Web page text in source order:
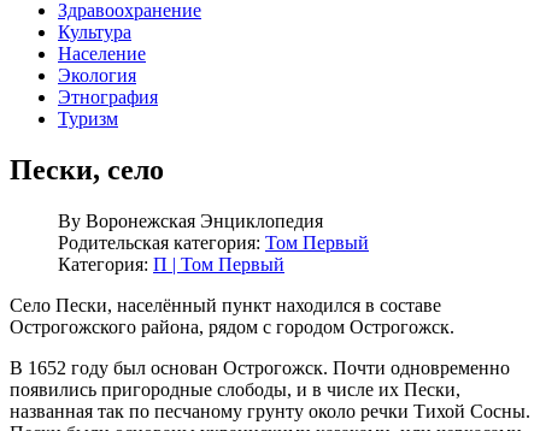
Здравоохранение
Культура
Население
Экология
Этнография
Туризм
Пески, село
By Воронежская Энциклопедия
Родительская категория: Том Первый
Категория: П | Том Первый
Село Пески, населённый пункт находился в составе
Острогожского района, рядом с городом Острогожск.
В 1652 году был основан Острогожск. Почти одновременно
появились пригородные слободы, и в числе их Пески,
названная так по песчаному грунту около речки Тихой Сосны.